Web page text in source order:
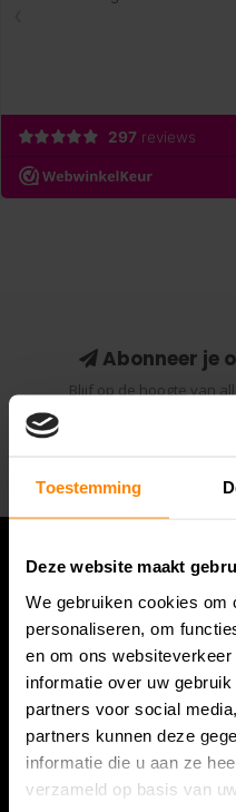
Toestemming
Deze website maakt
We gebruiken cookies om
personaliseren, om
en om ons
informatie over uw
partners voor social
partners kunnen deze
informatie die u aan ze
verzameld op basis van
Abonneer je
Blijf op de hoogte van
Bespanracket.nl is dé